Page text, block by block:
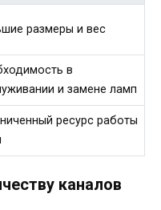
размеры и вес
в
и замене ламп
ресурс работы
каналов